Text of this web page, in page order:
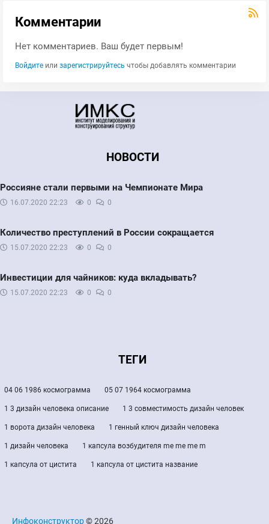
Комментарии
Нет комментариев. Ваш будет первым!
Войдите или зарегистрируйтесь чтобы добавлять комментарии
НОВОСТИ
Россияне стали первыми на Чемпионате Мира
16.07.2020 22:23 0 0
Количество преступлений в России сокращается
15.07.2020 22:23 0 0
Инвестиции для чайников: куда вкладывать?
15.07.2020 22:23 0 0
ТЕГИ
04 06 1986 космограмма 05 07 1964 космограмма
1 3 дизайн человека описание 1 3 совместимость дизайн человек
1 ворота дизайн человека 1 генный ключ дизайн человека
1 дизайн человека 1 капсула возбудителя me me me m
1 капсула от цистита 1 капсула от цистита название
Инфоконструктор© 2026